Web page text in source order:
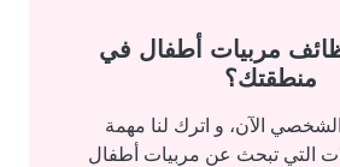
مربيات أطفال في
منطقتك؟
الآن، و اترك لنا مهمة
التي تبحث عن مربيات أطفال